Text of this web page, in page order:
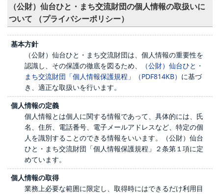
目的・沿革
組織・所在地
業務と財務について
お知らせ
職員募集
指針・行動計画
（公財）仙台ひと・まち交流財団の個人情報の取扱いに
ついて （プライバシーポリシー）
基本方針
（公財）仙台ひと・まち交流財団は、個人情報の重要性を
認識し、その保護の徹底を図るため、
（公財）仙台ひと・
まち交流財団「個人情報保護規程」（PDF814KB） に基づ
き、適正な取扱いを行います。
個人情報の定義
個人情報とは個人に関する情報であって、具体的には、氏
名、住所、電話番号、電子メールアドレスなど、特定の個
人を識別することのできる情報をいいます。（公財）仙台
ひと・まち交流財団「個人情報保護規程」２条第１項に定
めています。
個人情報の取得
業務上必要な範囲に限定し、取得時にはできるだけ利用目